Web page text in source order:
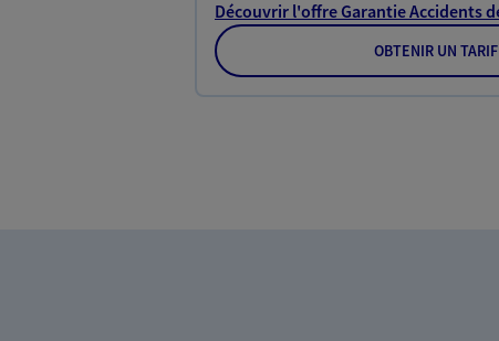
Découvrir l'offre Garantie Accidents
OBTENIR UN